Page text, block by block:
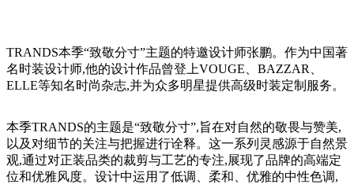
TRANDS本季“致敬分寸”主题的特邀设计师张鹏。作为中国著
名时装设计师,他的设计作品曾登上VOUGE、BAZZAR、
ELLE等知名时尚杂志,并为众多明星提供高级时装定制服务。
本季TRANDS的主题是“致敬分寸”,旨在对自然的敬畏与赞美,
以及对细节的关注与把握进行诠释。这一系列灵感源于自然景
观,通过对正装品类的裁剪与工艺的专注,展现了品牌的高端定
位和优雅风度。设计中运用了低调、柔和、优雅的中性色调,